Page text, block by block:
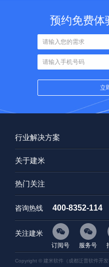
预约免费体
行业解决方案
关于建米
热门关注
咨询热线 400-8352-114
关注建米
订阅号 服务号
Copyright © 建米软件（成都泛普软件开发